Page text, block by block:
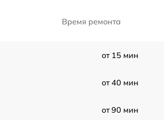
Время ремонта
от 15 мин
от 40 мин
от 90 мин